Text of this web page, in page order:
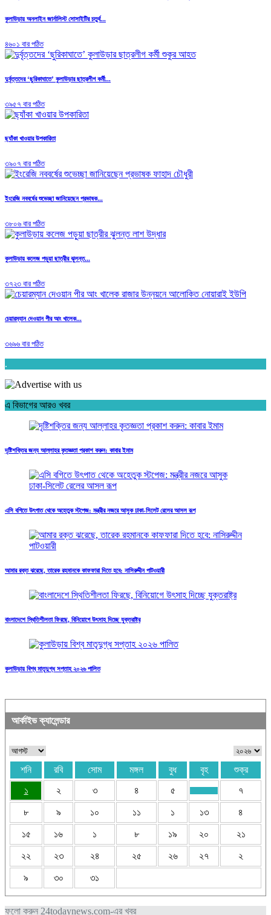
কুলাউড়ায় অনলাইন জার্নালিস্ট সোসাইটির চতুর্থ...
৪৬০১ বার পঠিত
দুর্বৃত্তদের ‘ছুরিকাঘাতে’ কুলাউড়ার ছাত্রলীগ কর্মী...
৩৯৫৭ বার পঠিত
ছ্যাঁকা খাওয়ার উপকারিতা
৩৯০৭ বার পঠিত
ইংরেজি নববর্ষের শুভেচ্ছা জানিয়েছেন প্রভাষক...
৩৮০৬ বার পঠিত
কুলাউড়ায় কলেজ পড়ুয়া ছাত্রীর ঝুলন্ত...
৩৭২৩ বার পঠিত
চেয়ারম্যান দেওয়ান পীর আং খালেক...
৩৬৯৬ বার পঠিত
.
এ বিভাগের আরও খবর
দৃষ্টিশক্তির জন্য আল্লাহর কৃতজ্ঞতা প্রকাশ করুন: কাবার ইমাম
এসি বগিতে উৎপাত থেকে অহেতুক স্টপেজ: মন্ত্রীর নজরে আসুক ঢাকা-সিলেট রেলের আসল রূপ
আমার রক্ত ঝরেছে, তারেক রহমানকে কাফফারা দিতে হবে: নাসিরুদ্দীন পাটওয়ারী
বাংলাদেশে স্থিতিশীলতা ফিরছে, বিনিয়োগে উৎসাহ দিচ্ছে যুক্তরাষ্ট্র
কুলাউড়ায় বিশ্ব মাতৃদুগ্ধ সপ্তাহ ২০২৬ পালিত
আর্কাইভ ক্যালেন্ডার
শনি রবি সোম মঙ্গল বুধ বৃহ
শুক্র
১
২ ৩ ৪ ৫ ৭
৮ ৯ ১০ ১১ ১ ১৩ ৪
১৫ ১৬ ১ ৮ ১৯ ২০ ২১
২২ ২৩ ২৪ ২৫ ২৬ ২৭ ২
৯ ৩০ ৩১
ফলো করুন 24todaynews.com-এর খবর